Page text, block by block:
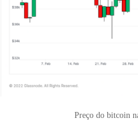
Preço do bitcoin